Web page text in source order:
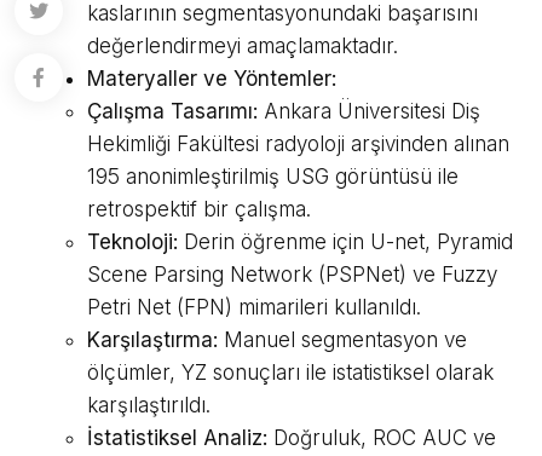
kaslarının segmentasyonundaki başarısını
değerlendirmeyi amaçlamaktadır.
Materyaller ve Yöntemler:
Çalışma Tasarımı: Ankara Üniversitesi Diş
Hekimliği Fakültesi radyoloji arşivinden alınan
195 anonimleştirilmiş USG görüntüsü ile
retrospektif bir çalışma.
Teknoloji: Derin öğrenme için U-net, Pyramid
Scene Parsing Network (PSPNet) ve Fuzzy
Petri Net (FPN) mimarileri kullanıldı.
Karşılaştırma: Manuel segmentasyon ve
ölçümler, YZ sonuçları ile istatistiksel olarak
karşılaştırıldı.
İstatistiksel Analiz: Doğruluk, ROC AUC ve